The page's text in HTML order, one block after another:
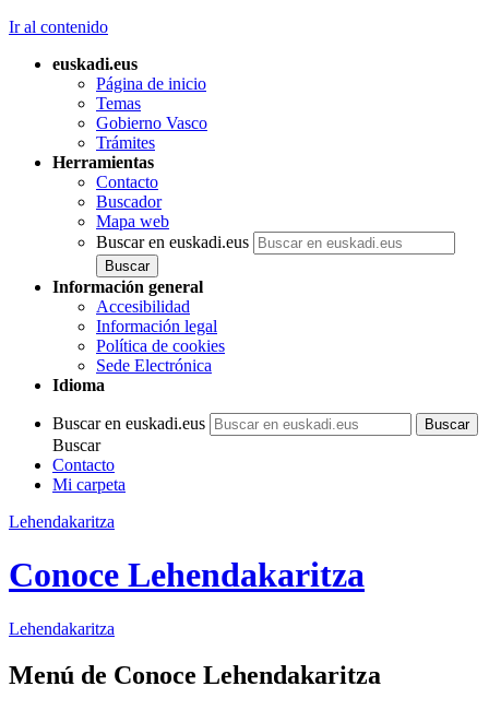
Ir al contenido
euskadi.eus
Página de inicio
Temas
Gobierno Vasco
Trámites
Herramientas
Contacto
Buscador
Mapa web
Buscar en euskadi.eus
Información general
Accesibilidad
Información legal
Política de cookies
Sede Electrónica
Idioma
Buscar en euskadi.eus
Buscar
Contacto
Mi carpeta
Lehendakaritza
Conoce Lehendakaritza
Lehendakaritza
Menú de Conoce Lehendakaritza